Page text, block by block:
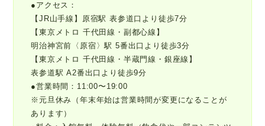
●アクセス：
【JR山手線】原宿駅 表参道口より徒歩7分
【東京メトロ 千代田線・副都心線】
明治神宮前〈原宿〉駅 5番出口より徒歩3分
【東京メトロ 千代田線・半蔵門線・銀座線】
表参道駅 A2番出口より徒歩9分
●営業時間：11:00〜19:00
※元旦休み（年末年始は営業時間が変更になることが
あります）